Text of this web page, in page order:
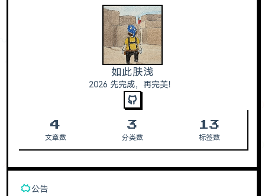
如此肤浅
2026 先完成，再完美！
4
文章数
3
分类数
13
标签数
公告